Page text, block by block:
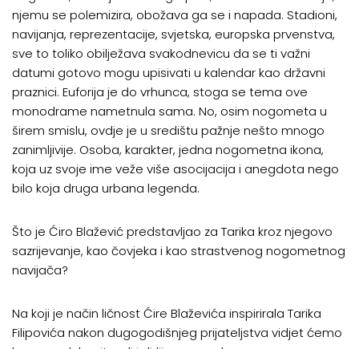
njemu se polemizira, obožava ga se i napada. Stadioni,
navijanja, reprezentacije, svjetska, europska prvenstva,
sve to toliko obilježava svakodnevicu da se ti važni
datumi gotovo mogu upisivati u kalendar kao državni
praznici. Euforija je do vrhunca, stoga se tema ove
monodrame nametnula sama. No, osim nogometa u
širem smislu, ovdje je u središtu pažnje nešto mnogo
zanimljivije. Osoba, karakter, jedna nogometna ikona,
koja uz svoje ime veže više asocijacija i anegdota nego
bilo koja druga urbana legenda.
Što je Ćiro Blažević predstavljao za Tarika kroz njegovo
sazrijevanje, kao čovjeka i kao strastvenog nogometnog
navijača?
Na koji je način ličnost Ćire Blaževića inspirirala Tarika
Filipovića nakon dugogodišnjeg prijateljstva vidjet ćemo